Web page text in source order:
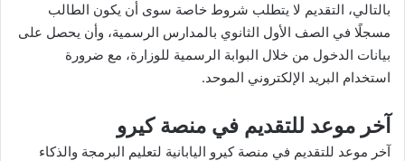
بالتالي، التقديم لا يتطلب شروط خاصة سوى أن يكون الطالب
مسجلًا في الصف الأول الثانوي بالمدارس الرسمية، وأن يحصل على
بيانات الدخول من خلال البوابة الرسمية للوزارة، مع ضرورة
استخدام البريد الإلكتروني الموحد.
آخر موعد للتقديم في منصة كيرو
آخر موعد للتقديم في منصة كيرو اليابانية لتعليم البرمجة والذكاء